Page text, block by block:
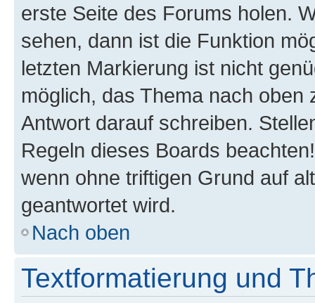
erste Seite des Forums holen.
sehen, dann ist die Funktion
letzten Markierung ist nicht
möglich, das Thema nach oben
Antwort darauf schreiben.
Regeln dieses Boards
wenn ohne triftigen Grund auf
geantwortet wird.
Nach oben
Textformatierung und